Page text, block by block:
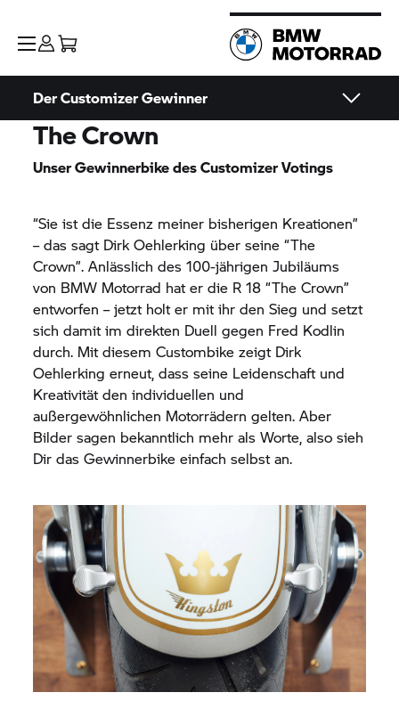
Der Customizer Gewinner
The Crown
Unser Gewinnerbike des Customizer Votings
“Sie ist die Essenz meiner bisherigen Kreationen”
– das sagt Dirk Oehlerking über seine “The
Crown”. Anlässlich des 100-jährigen Jubiläums
von BMW Motorrad hat er die R 18 “The Crown”
entworfen – jetzt holt er mit ihr den Sieg und setzt
sich damit im direkten Duell gegen Fred Kodlin
durch. Mit diesem Custombike zeigt Dirk
Oehlerking erneut, dass seine Leidenschaft und
Kreativität den individuellen und
außergewöhnlichen Motorrädern gelten. Aber
Bilder sagen bekanntlich mehr als Worte, also sieh
Dir das Gewinnerbike einfach selbst an.